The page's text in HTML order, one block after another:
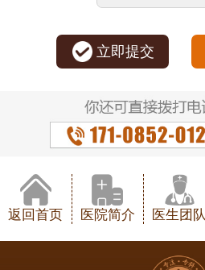
立即提交
返回首页 医院简介 医生团队